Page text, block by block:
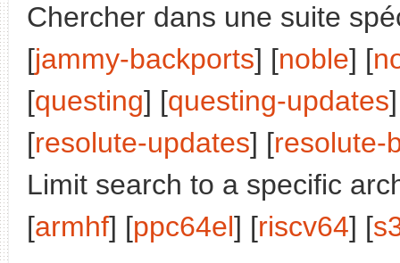
Chercher dans une suite
[jammy-backports] [noble] [
[questing] [questing-updates
[resolute-updates] [resolute-
Limit search to a specific
[armhf] [ppc64el] [riscv64] [